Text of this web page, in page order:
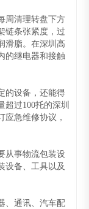
周清理转盘下方
链条张紧度，过
滑脂。在深圳高
的继电器和接触
的设备，还能得
过100托的深圳
应急维修协议，
从事物流包装设
设备、工具以及
、通讯、汽车配